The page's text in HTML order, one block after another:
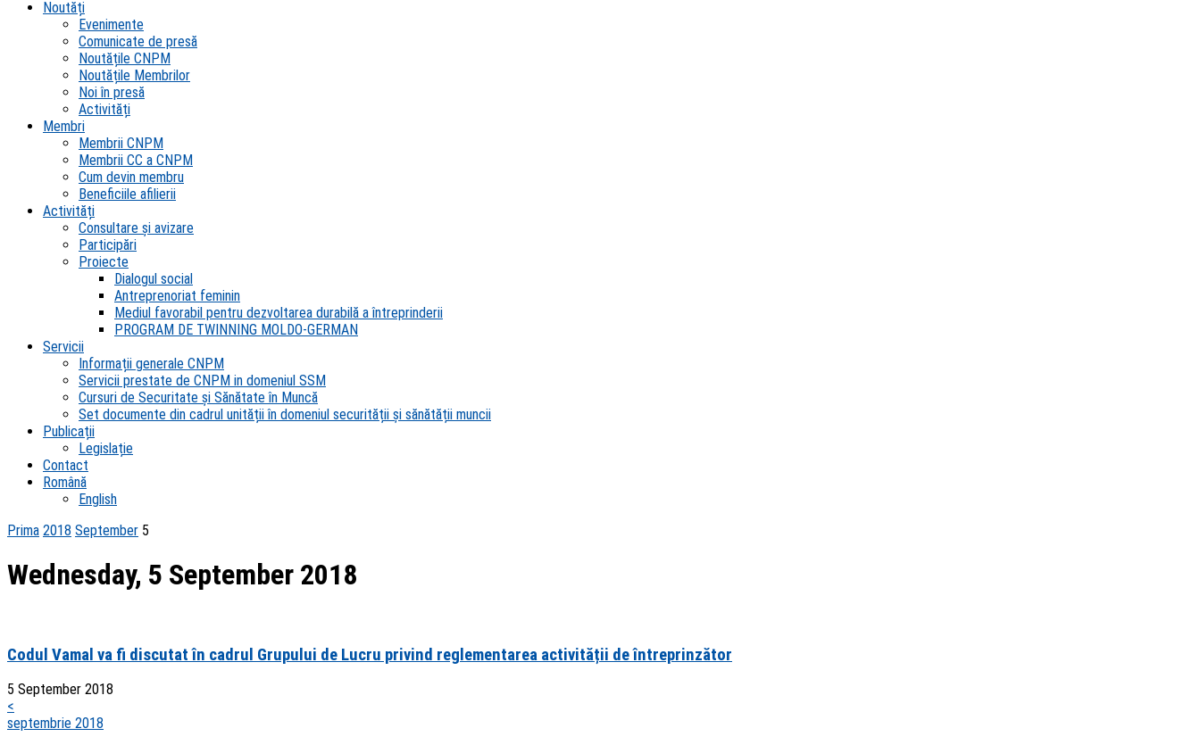
Noutăți
Evenimente
Comunicate de presă
Noutățile CNPM
Noutățile Membrilor
Noi în presă
Activități
Membri
Membrii CNPM
Membrii CC a CNPM
Cum devin membru
Beneficiile afilierii
Activități
Consultare și avizare
Participări
Proiecte
Dialogul social
Antreprenoriat feminin
Mediul favorabil pentru dezvoltarea durabilă a întreprinderii
PROGRAM DE TWINNING MOLDO-GERMAN
Servicii
Informații generale CNPM
Servicii prestate de CNPM in domeniul SSM
Cursuri de Securitate și Sănătate în Muncă
Set documente din cadrul unității în domeniul securității și sănătății muncii
Publicații
Legislație
Contact
Română
English
Prima 2018 September 5
Wednesday, 5 September 2018
Codul Vamal va fi discutat în cadrul Grupului de Lucru privind reglementarea activității de întreprinzător
5 September 2018
<
septembrie 2018